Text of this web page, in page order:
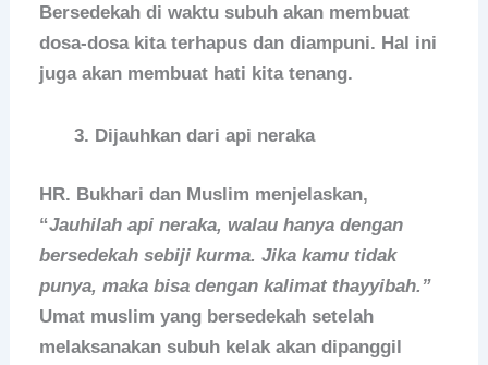
Bersedekah di waktu subuh akan membuat
dosa-dosa kita terhapus dan diampuni. Hal ini
juga akan membuat hati kita tenang.
Dijauhkan dari api neraka
HR. Bukhari dan Muslim menjelaskan,
“Jauhilah api neraka, walau hanya dengan
bersedekah sebiji kurma. Jika kamu tidak
punya, maka bisa dengan kalimat thayyibah.”
Umat muslim yang bersedekah setelah
melaksanakan subuh kelak akan dipanggil